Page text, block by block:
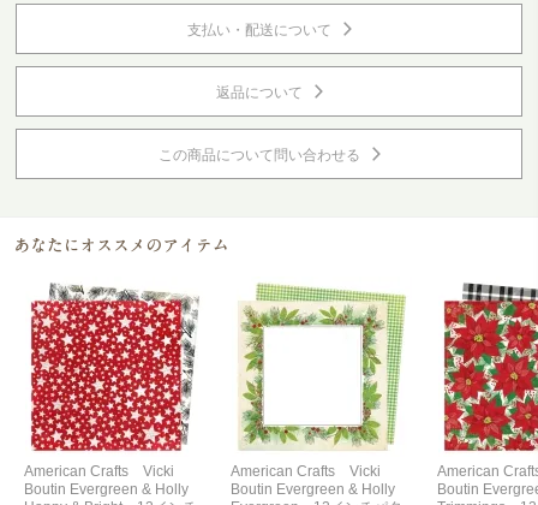
支払い・配送について
返品について
この商品について問い合わせる
American Crafts Vicki
Boutin Evergreen & Holly
American Crafts Vicki
Boutin Evergreen & Holly
American
Boutin